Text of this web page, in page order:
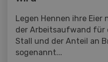
Legen Hennen ihre
der Arbeitsaufwand für
Stall und der Anteil an
sogenannt...